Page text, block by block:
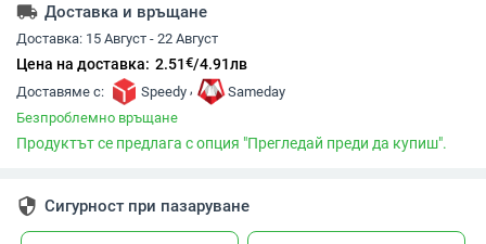
local_shipping Доставка и връщане
Доставка: 15 Август - 22 Август
Цена на доставка: 2.51€/4.91лв
Доставяме с: Speedy ,
Sameday
Безпроблемно връщане
Продуктът се предлага с опция "Прегледай преди да купиш".
security Сигурност при пазаруване